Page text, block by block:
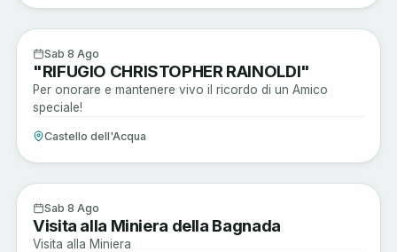
Active
Sab 8 Ago
"RIFUGIO CHRISTOPHER RAINOLDI"
Per onorare e mantenere vivo il ricordo di un Amico
speciale!
Castello dell'Acqua
Sagre e Tradizioni
Sab 8 Ago
Visita alla Miniera della Bagnada
Visita alla Miniera